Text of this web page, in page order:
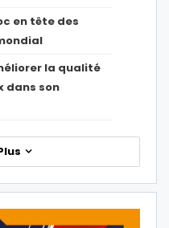
en tête des
la qualité
dans son